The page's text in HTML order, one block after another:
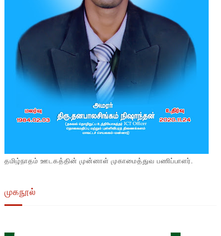
தமிழ்நாதம் ஊடகத்தின் முன்னாள் முகாமைத்துவ பணிப்பாளர்.
முகநூல்